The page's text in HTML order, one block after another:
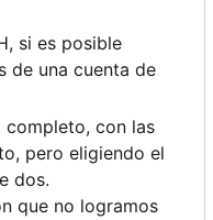
si es posible
de una cuenta de
con las
pero eligiendo el
dos.
que no logramos